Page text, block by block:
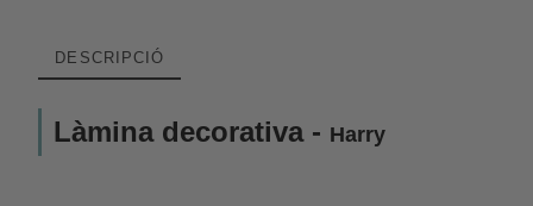
DESCRIPCIÓ
Làmina decorativa - Harry